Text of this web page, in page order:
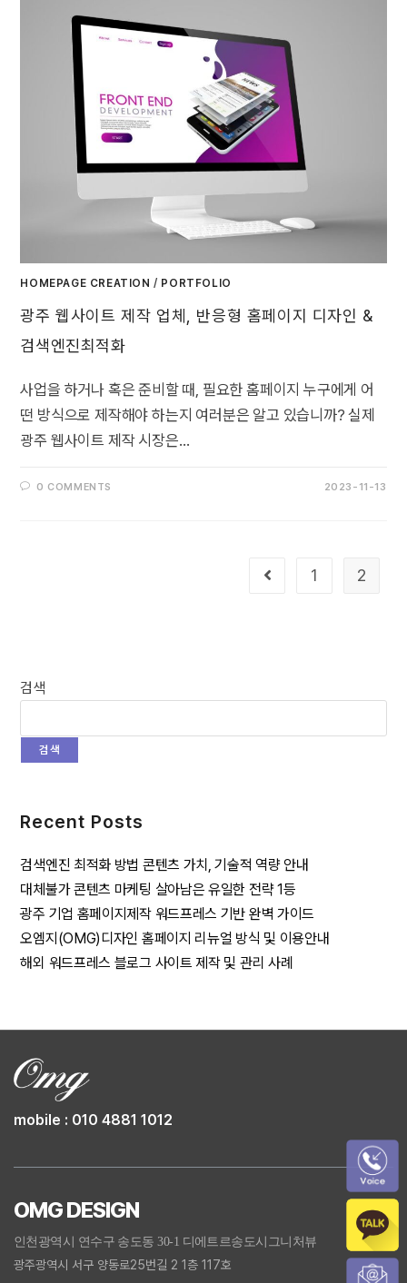
HOMEPAGE CREATION / PORTFOLIO
광주 웹사이트 제작 업체, 반응형 홈페이지 디자인 &
검색엔진최적화
사업을 하거나 혹은 준비할 때, 필요한 홈페이지 누구에게 어
떤 방식으로 제작해야 하는지 여러분은 알고 있습니까? 실제
광주 웹사이트 제작 시장은…
0 COMMENTS 2023-11-13
1 2
검색
검색
Recent Posts
검색엔진 최적화 방법 콘텐츠 가치, 기술적 역량 안내
대체불가 콘텐츠 마케팅 살아남은 유일한 전략 1등
광주 기업 홈페이지제작 워드프레스 기반 완벽 가이드
오엠지(OMG)디자인 홈페이지 리뉴얼 방식 및 이용안내
해외 워드프레스 블로그 사이트 제작 및 관리 사례
OMG DESIGN
인천광역시 연수구 송도동 30-1 디에트르송도시그니처뷰
광주광역시 서구 양동로25번길 2 1층 117호
mobile : 010 4881 1012